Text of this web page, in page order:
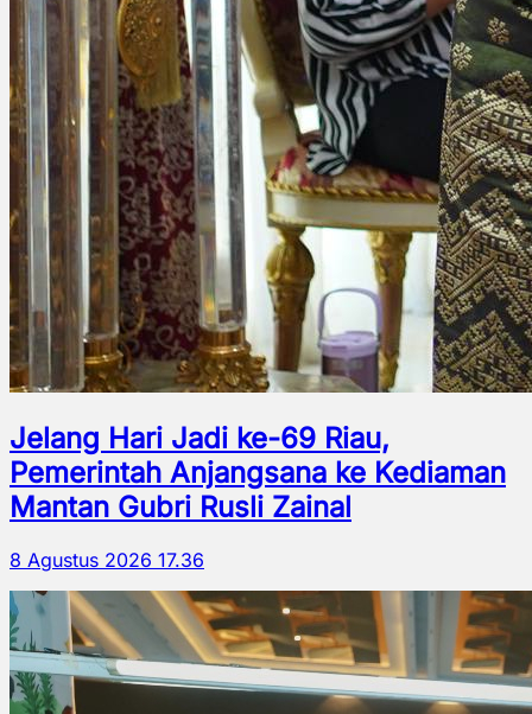
Jelang Hari Jadi ke-69 Riau,
Pemerintah Anjangsana ke Kediaman
Mantan Gubri Rusli Zainal
8 Agustus 2026 17.36